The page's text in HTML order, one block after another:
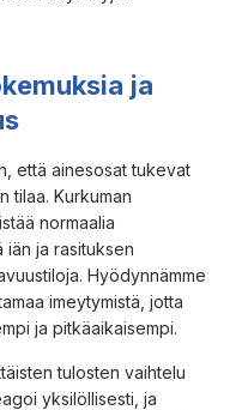
ja
että ainesosat tukevat
tilaa. Kurkuman
normaalia
ja rasituksen
Hyödynnämme
imeytymistä, jotta
ja pitkäaikaisempi.
tulosten vaihtelu
yksilöllisesti, ja